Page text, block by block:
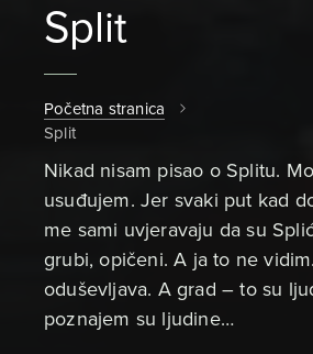
Split
Početna stranica
Split
Nikad nisam pisao o Splitu.
usuđujem. Jer svaki put kad
me sami uvjeravaju da su
grubi, opičeni. A ja to ne
oduševljava. A grad – to su
poznajem su ljudine…